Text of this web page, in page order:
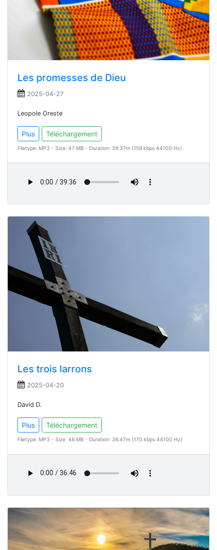
Les promesses de Dieu
2025-04-27
Leopole Oreste
Plus Téléchargement
Filetype: MP3 - Size: 47 MB - Duration: 39:37m (159 kbps 44100 Hz)
Les trois larrons
2025-04-20
David D.
Plus Téléchargement
Filetype: MP3 - Size: 46 MB - Duration: 36:47m (170 kbps 44100 Hz)